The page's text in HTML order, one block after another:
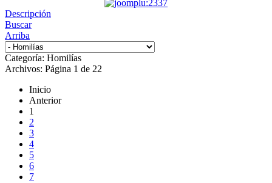
Descripción
Buscar
Arriba
Categoría: Homilías
Archivos: Página 1 de 22
Inicio
Anterior
1
2
3
4
5
6
7